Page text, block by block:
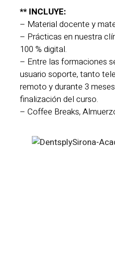
** INCLUYE:
– Material docente y
– Prácticas en nuestra
100 % digital.
– Entre las formaciones
usuario soporte, tanto
remoto y durante 3
finalización del curso.
– Coffee Breaks,